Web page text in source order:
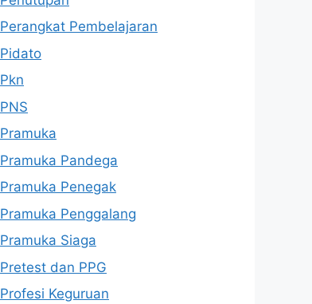
Perangkat Pembelajaran
Pidato
Pkn
PNS
Pramuka
Pramuka Pandega
Pramuka Penegak
Pramuka Penggalang
Pramuka Siaga
Pretest dan PPG
Profesi Keguruan